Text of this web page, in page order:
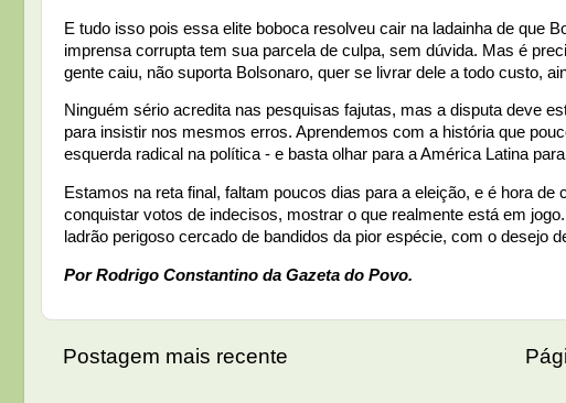
E tudo isso pois essa elite boboca resolveu cair na ladainha de que
imprensa corrupta tem sua parcela de culpa, sem dúvida. Mas é
gente caiu, não suporta Bolsonaro, quer se livrar dele a todo custo,
Ninguém sério acredita nas pesquisas fajutas, mas a disputa deve
para insistir nos mesmos erros. Aprendemos com a história que
esquerda radical na política - e basta olhar para a América Latina
Estamos na reta final, faltam poucos dias para a eleição, e é hora
conquistar votos de indecisos, mostrar o que realmente está em
ladrão perigoso cercado de bandidos da pior espécie, com o desejo
Por Rodrigo Constantino da Gazeta do Povo.
Postagem mais recente